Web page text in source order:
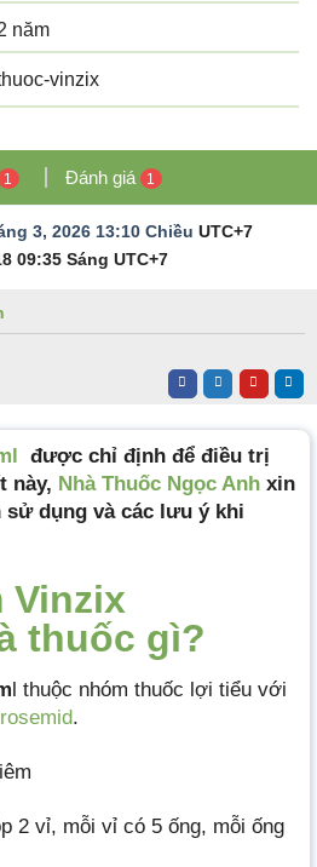
năm
vinzix
1 Đánh giá 1
3, 2026 13:10 Chiều UTC+7
09:35 Sáng UTC+7
được chỉ định để điều trị
này, Nhà Thuốc Ngọc Anh xin
sử dụng và các lưu ý khi
Vinzix
thuốc gì?
l thuộc nhóm thuốc lợi tiểu với
.
2 vỉ, mỗi vỉ có 5 ống, mỗi ống